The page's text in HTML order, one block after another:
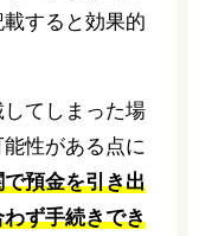
すると効果的
てしまった場
性がある点に
預金を引き出
ず手続きでき